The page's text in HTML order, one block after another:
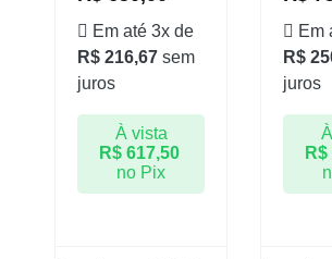
À vista
R$617,50
no Pix
Em até 3x de
R$ 216,67 sem
juros
R$
Em
R$
juros